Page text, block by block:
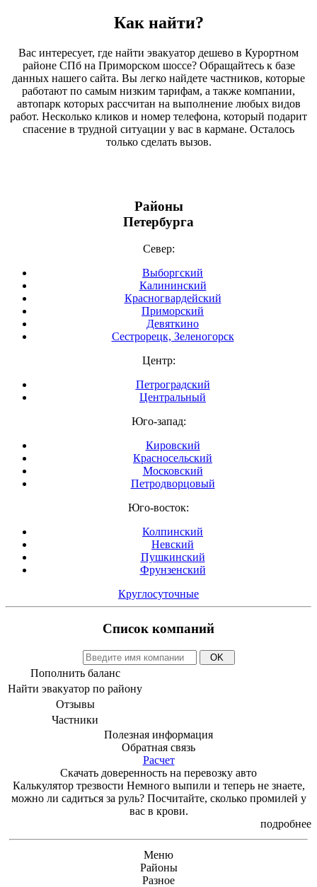
Как найти?
Вас интересует, где найти эвакуатор дешево в Курортном
районе СПб на Приморском шоссе? Обращайтесь к базе
данных нашего сайта. Вы легко найдете частников, которые
работают по самым низким тарифам, а также компании,
автопарк которых рассчитан на выполнение любых видов
работ. Несколько кликов и номер телефона, который подарит
спасение в трудной ситуации у вас в кармане. Осталось
только сделать вызов.
Районы
Петербурга
Север:
Выборгский
Калининский
Красногвардейский
Приморский
Девяткино
Сестрорецк, Зеленогорск
Центр:
Петроградский
Центральный
Юго-запад:
Кировский
Красносельский
Московский
Петродворцовый
Юго-восток:
Колпинский
Невский
Пушкинский
Фрунзенский
Круглосуточные
Список компаний
Пополнить баланс
Найти эвакуатор по району
Отзывы
Частники
Полезная информация
Обратная связь
Расчет
Скачать доверенность на перевозку авто
Калькулятор трезвости Немного выпили и теперь не знаете,
можно ли садиться за руль? Посчитайте, сколько промилей у
вас в крови.
подробнее
Меню
Районы
Разное